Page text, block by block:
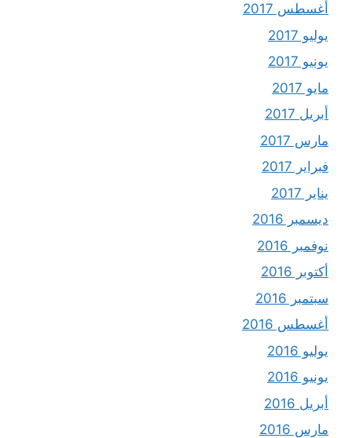
أغسطس 2017
يوليو 2017
يونيو 2017
مايو 2017
أبريل 2017
مارس 2017
فبراير 2017
يناير 2017
ديسمبر 2016
نوفمبر 2016
أكتوبر 2016
سبتمبر 2016
أغسطس 2016
يوليو 2016
يونيو 2016
أبريل 2016
مارس 2016